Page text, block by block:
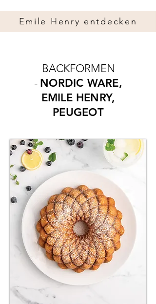
Emile Henry entdecken
BACKFORMEN
- NORDIC WARE,
EMILE HENRY,
PEUGEOT